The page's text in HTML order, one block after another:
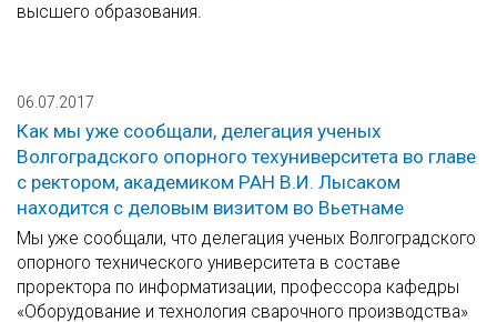
высшего образования.
06.07.2017
Как мы уже сообщали, делегация ученых
Волгоградского опорного техуниверситета во главе
с ректором, академиком РАН В.И. Лысаком
находится с деловым визитом во Вьетнаме
Мы уже сообщали, что делегация ученых Волгоградского
опорного технического университета в составе
проректора по информатизации, профессора кафедры
«Оборудование и технология сварочного производства»